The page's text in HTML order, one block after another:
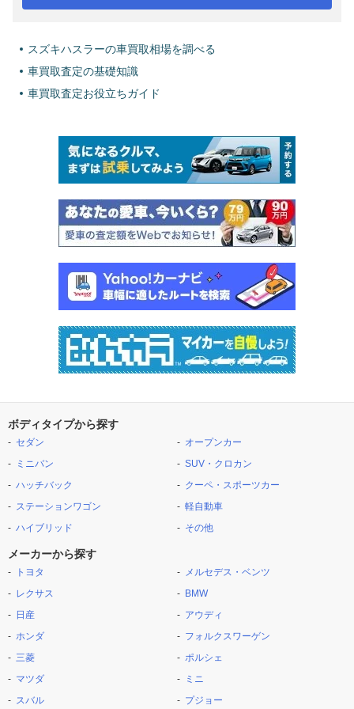
スズキハスラーの車買取相場を調べる
車買取査定の基礎知識
車買取査定お役立ちガイド
ボディタイプから探す
セダン
ミニバン
ハッチバック
ステーションワゴン
ハイブリッド
オープンカー
SUV・クロカン
クーペ・スポーツカー
軽自動車
その他
メーカーから探す
トヨタ
レクサス
日産
ホンダ
三菱
マツダ
スバル
メルセデス・ベンツ
BMW
アウディ
フォルクスワーゲン
ポルシェ
ミニ
プジョー